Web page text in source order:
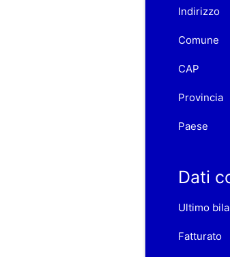
Indirizzo
Comune
CAP
Provincia
Paese
Dati
Ultimo
Fatturato